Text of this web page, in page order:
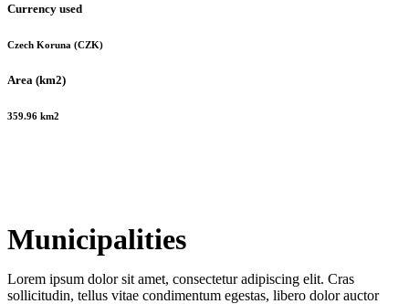
Currency used
Czech Koruna (CZK)
Area (km2)
359.96 km2
Municipalities
Lorem ipsum dolor sit amet, consectetur adipiscing elit. Cras
sollicitudin, tellus vitae condimentum egestas, libero dolor auctor